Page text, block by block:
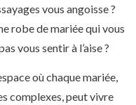
vous angoisse ?
robe de mariée qui vous
vous sentir à l’aise ?
où chaque mariée,
complexes, peut vivre